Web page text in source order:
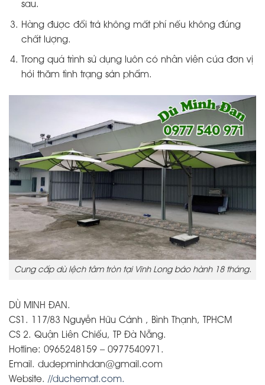
sau.
Hàng được đổi trả không mất phí nếu không đúng
chất lượng.
Trong quá trình sử dụng luôn có nhân viên của đơn vị
hỏi thăm tình trạng sản phẩm.
Cung cấp dù lệch tâm tròn tại Vĩnh Long bảo hành 18 tháng.
DÙ MINH ĐAN.
CS1. 117/83 Nguyễn Hữu Cảnh , Bình Thạnh, TPHCM
CS 2. Quận Liên Chiểu, TP Đà Nẵng.
Hotline: 0965248159 – 0977540971.
Email. dudepminhdan@gmail.com
Website. //duchemat.com.